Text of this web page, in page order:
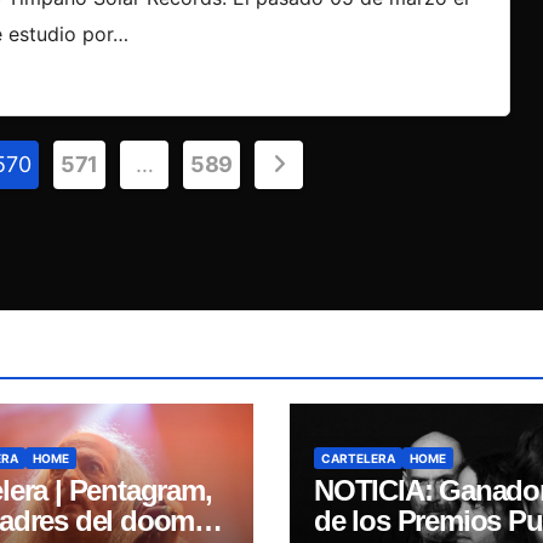
estudio por…
571 … 589
HOME
| Pentagram,
del doom
CARTELERA HOME
NOTICIA:
de los Premios